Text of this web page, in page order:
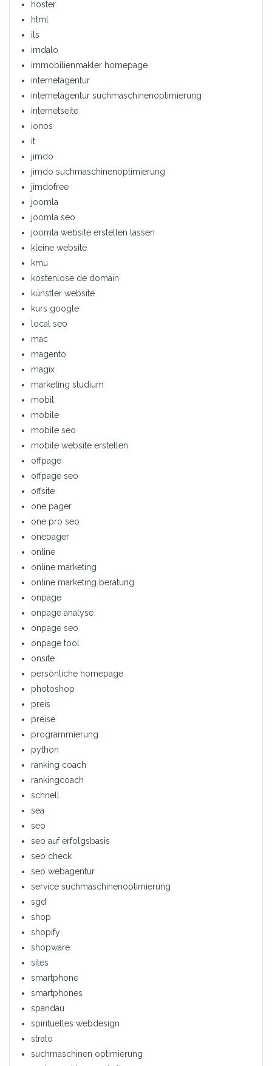
hoster
html
ils
imdalo
immobilienmakler homepage
internetagentur
internetagentur suchmaschinenoptimierung
internetseite
ionos
it
jimdo
jimdo suchmaschinenoptimierung
jimdofree
joomla
joomla seo
joomla website erstellen lassen
kleine website
kmu
kostenlose de domain
künstler website
kurs google
local seo
mac
magento
magix
marketing studium
mobil
mobile
mobile seo
mobile website erstellen
offpage
offpage seo
offsite
one pager
one pro seo
onepager
online
online marketing
online marketing beratung
onpage
onpage analyse
onpage seo
onpage tool
onsite
persönliche homepage
photoshop
preis
preise
programmierung
python
ranking coach
rankingcoach
schnell
sea
seo
seo auf erfolgsbasis
seo check
seo webagentur
service suchmaschinenoptimierung
sgd
shop
shopify
shopware
sites
smartphone
smartphones
spandau
spirituelles webdesign
strato
suchmaschinen optimierung